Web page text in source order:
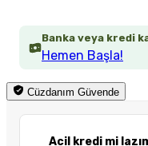
Banka veya kredi
Hemen Başla!
Cüzdanım Güvende
Acil kredi mi